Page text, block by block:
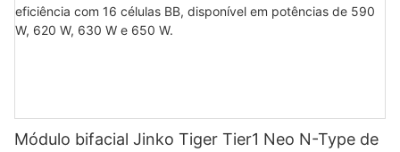
Módulo bifacial Jinko Tiger Tier1 Neo N-Type de